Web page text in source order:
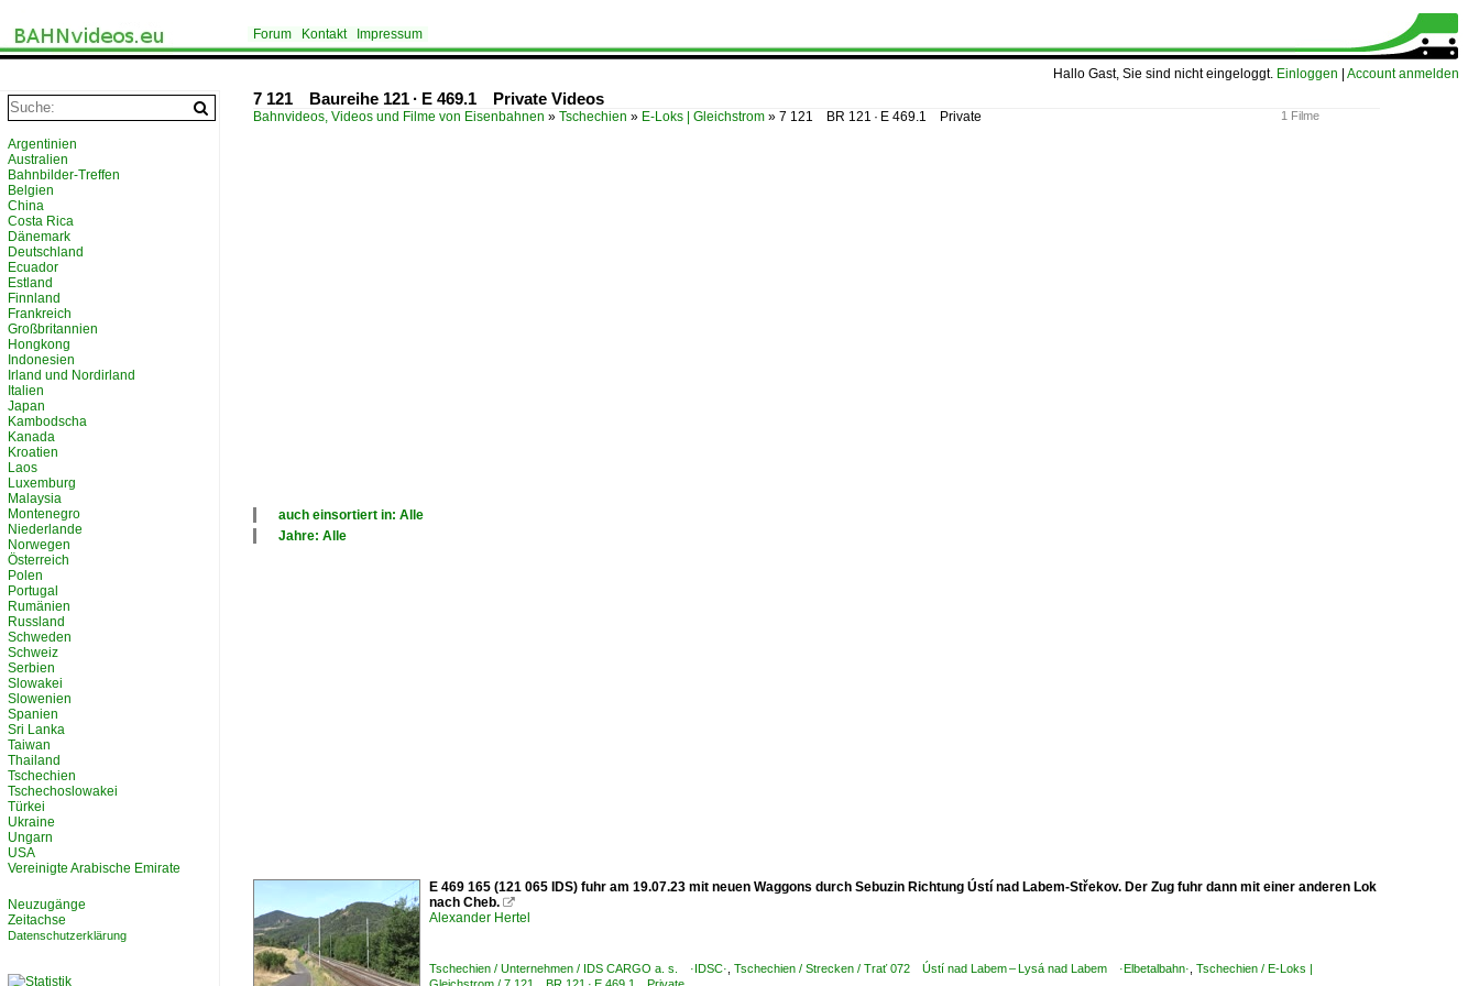
Hallo Gast, Sie sind nicht eingeloggt. Einloggen Account anmelden
Forum Kontakt Impressum
7 121 Baureihe 121 · E 469.1 Private Videos
1 Filme
Bahnvideos, Videos und Filme von Eisenbahnen » Tschechien » E-Loks | Gleichstrom » 7 121 BR 121 · E 469.1 Private
auch einsortiert in: Alle
Jahre: Alle
E 469 165 (121 065 IDS) fuhr am 19.07.23 mit neuen Waggons durch Sebuzin Richtung Ústí nad Labem-Střekov. Der Zug fuhr dann mit einer anderen Lok
nach Cheb. 
Alexander Hertel
Tschechien / Unternehmen / IDS CARGO a. s. ·IDSC· Tschechien / Strecken / Trať 072 Ústí nad Labem – Lysá nad Labem ·Elbetalbahn· Tschechien / E-Loks |
Argentinien
Australien
Bahnbilder-Treffen
Belgien
China
Costa Rica
Dänemark
Deutschland
Ecuador
Estland
Finnland
Frankreich
Großbritannien
Hongkong
Indonesien
Irland und Nordirland
Italien
Japan
Kambodscha
Kanada
Kroatien
Laos
Luxemburg
Malaysia
Montenegro
Niederlande
Norwegen
Österreich
Polen
Portugal
Rumänien
Russland
Schweden
Schweiz
Serbien
Slowakei
Slowenien
Spanien
Sri Lanka
Taiwan
Thailand
Tschechien
Tschechoslowakei
Türkei
Ukraine
Ungarn
USA
Vereinigte Arabische Emirate
Neuzugänge
Zeitachse
Datenschutzerklärung